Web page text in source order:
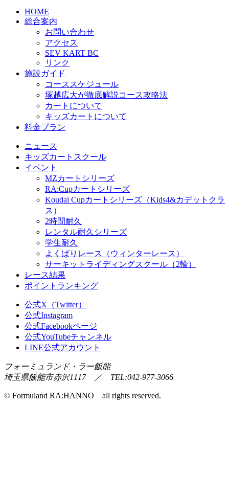
HOME
総合案内
お問い合わせ
アクセス
SEV KART BC
リンク
施設ガイド
コーススケジュール
塚越広大が徹底解説コース攻略法
カートについて
キッズカートについて
料金プラン
ニュース
キッズカートスクール
イベント
MZカートシリーズ
RA:Cupカートシリーズ
Koudai Cupカートシリーズ（Kids4&カデットクラ
ス）
2時間耐久
レンタル耐久シリーズ
学生耐久
よくばりレース（ウィンターレース）
サーキットライディングスクール（2輪）
レース結果
ポイントランキング
公式X（Twitter）
公式Instagram
公式Facebookページ
公式YouTubeチャンネル
LINE公式アカウント
フォーミュランド・ラー飯能
埼玉県飯能市赤沢1117 ／ TEL:042-977-3066
© Formuland RA:HANNO all rights reserved.